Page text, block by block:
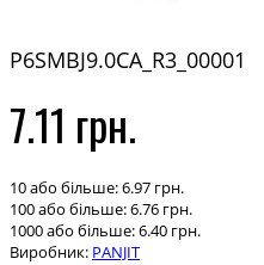
P6SMBJ9.0CA_R3_00001
7.11 грн.
10 або більше: 6.97 грн.
100 або більше: 6.76 грн.
1000 або більше: 6.40 грн.
Виробник: PANJIT